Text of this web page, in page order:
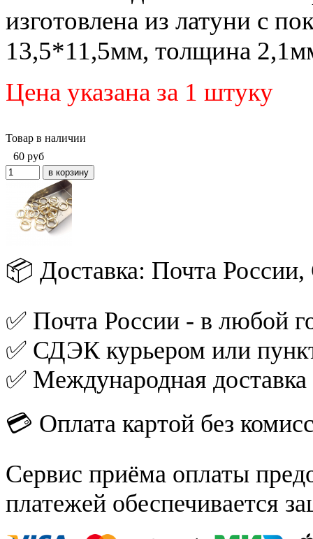
изготовлена из латуни с
13,5*11,5мм, толщина
Цена указана за 1 штуку
Товар в наличии
60 руб
📦 Доставка: Почта
✅ Почта России - в любой
✅ СДЭК курьером или
✅ Международная
💳 Оплата картой без
Сервис приёма оплаты
платежей обеспечивается